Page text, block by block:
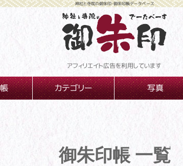
神社と寺院の御朱印・御朱印帳データベース
アフィリエイト広告を利用しています
カテゴリー 写真
御朱印帳 一覧